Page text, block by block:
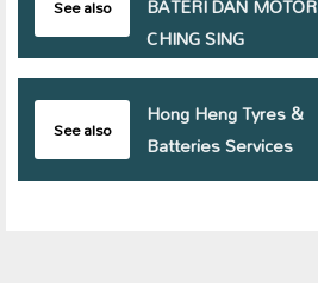
See also
CHING SING
See also
Hong Heng Tyres &
Batteries Services